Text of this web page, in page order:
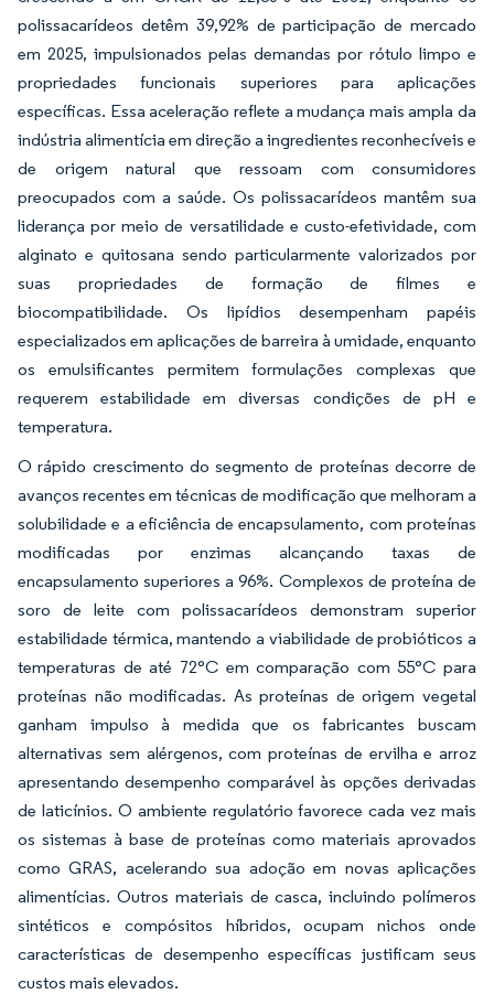
polissacarídeos detêm 39,92% de participação de mercado
em 2025, impulsionados pelas demandas por rótulo limpo e
propriedades funcionais superiores para aplicações
específicas. Essa aceleração reflete a mudança mais ampla da
indústria alimentícia em direção a ingredientes reconhecíveis e
de origem natural que ressoam com consumidores
preocupados com a saúde. Os polissacarídeos mantêm sua
liderança por meio de versatilidade e custo-efetividade, com
alginato e quitosana sendo particularmente valorizados por
suas propriedades de formação de filmes e
biocompatibilidade. Os lipídios desempenham papéis
especializados em aplicações de barreira à umidade, enquanto
os emulsificantes permitem formulações complexas que
requerem estabilidade em diversas condições de pH e
temperatura.
O rápido crescimento do segmento de proteínas decorre de
avanços recentes em técnicas de modificação que melhoram a
solubilidade e a eficiência de encapsulamento, com proteínas
modificadas por enzimas alcançando taxas de
encapsulamento superiores a 96%. Complexos de proteína de
soro de leite com polissacarídeos demonstram superior
estabilidade térmica, mantendo a viabilidade de probióticos a
temperaturas de até 72°C em comparação com 55°C para
proteínas não modificadas. As proteínas de origem vegetal
ganham impulso à medida que os fabricantes buscam
alternativas sem alérgenos, com proteínas de ervilha e arroz
apresentando desempenho comparável às opções derivadas
de laticínios. O ambiente regulatório favorece cada vez mais
os sistemas à base de proteínas como materiais aprovados
como GRAS, acelerando sua adoção em novas aplicações
alimentícias. Outros materiais de casca, incluindo polímeros
sintéticos e compósitos híbridos, ocupam nichos onde
características de desempenho específicas justificam seus
custos mais elevados.